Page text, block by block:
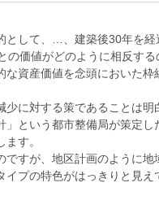
として、…、建築後30年を
価値がどのように相反す
資産価値を念頭においた
に対する策であることは明
という都市整備局が策定
す。
すが、地区計画のように
プの特色がはっきりと見え